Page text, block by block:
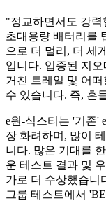
"정교하면서도 강력
초대용량 배터리를
으로 더 멀리, 더 세
입니다. 입증된 지
거친 트레일 및 어
수 있습니다. 즉, 흔
e원-식스티는 '기존'
장 화려하며, 많이
니다. 많은 기대를
운 테스트 결과 및
가로 더 수상했습니
그룹 테스트에서